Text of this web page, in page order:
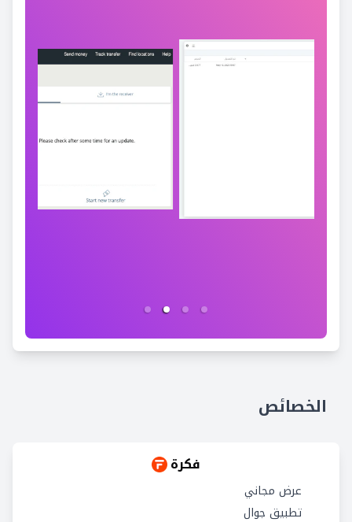
الخصائص
فكرة
عرض مجاني
تطبيق جوال